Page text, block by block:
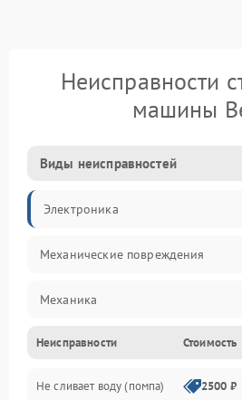
Неисправности
машины
Виды неисправностей
Электроника
Механические повреждения
Механика
Электропитание
Водоснабжение
Неисправности Стоимость
Не сливает воду (помпа) 2500 ₽